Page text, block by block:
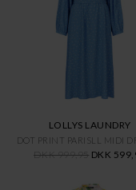
LOLLYS LAUNDRY
DOT PRINT PARISLL MIDI
DKK 999,95 DKK